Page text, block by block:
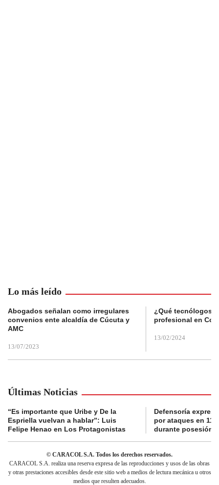
Lo más leído
Abogados señalan como irregulares
convenios ente alcaldía de Cúcuta y
AMC
13/07/2023
¿Qué tecnólogos
profesional en
13/02/2024
Últimas Noticias
“Es importante que Uribe y De la
Espriella vuelvan a hablar”: Luis
Felipe Henao en Los Protagonistas
Defensoría
por ataques en 11
durante posesión
© CARACOL S.A. Todos los derechos reservados.
CARACOL S.A. realiza una reserva expresa de las reproducciones y usos de las obras
y otras prestaciones accesibles desde este sitio web a medios de lectura mecánica u otros
medios que resulten adecuados.